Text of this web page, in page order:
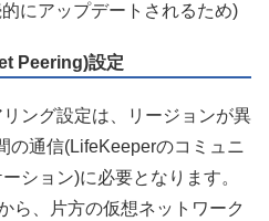
にアップデートされるため)
Peering)設定
ング設定は、リージョンが異
の通信(LifeKeeperのコミュニ
ション)に必要となります。
ら、片方の仮想ネットワーク